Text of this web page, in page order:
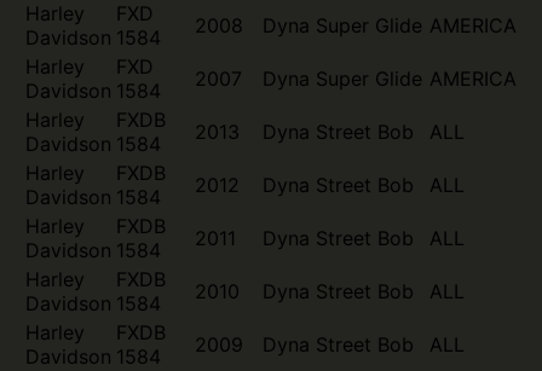
Harley
Davidson
FXD
1584
2008 Dyna Super Glide AMERICA
Harley
Davidson
FXD
1584
2007 Dyna Super Glide AMERICA
Harley
Davidson
FXDB
1584
2013 Dyna Street Bob
ALL
Harley
Davidson
FXDB
1584
2012 Dyna Street Bob
ALL
Harley
Davidson
FXDB
1584
2011 Dyna Street Bob
ALL
Harley
Davidson
FXDB
1584
2010 Dyna Street Bob
ALL
Harley
Davidson
FXDB
1584
2009 Dyna Street Bob
ALL